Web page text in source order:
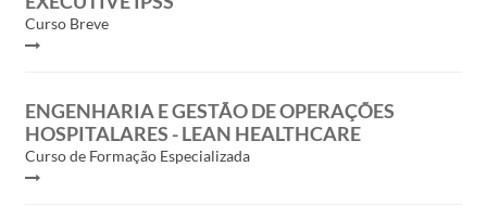
Curso Breve
ENGENHARIA E GESTÃO DE OPERAÇÕES
HOSPITALARES - LEAN HEALTHCARE
Curso de Formação Especializada